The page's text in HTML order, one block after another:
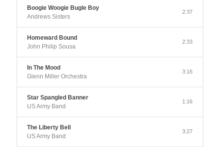
Boogie Woogie Bugle Boy
Andrews Sisters
2:37
Homeward Bound
John Philip Sousa
2:33
In The Mood
Glenn Miller Orchestra
3:16
Star Spangled Banner
US Army Band
1:16
The Liberty Bell
US Army Band
3:27